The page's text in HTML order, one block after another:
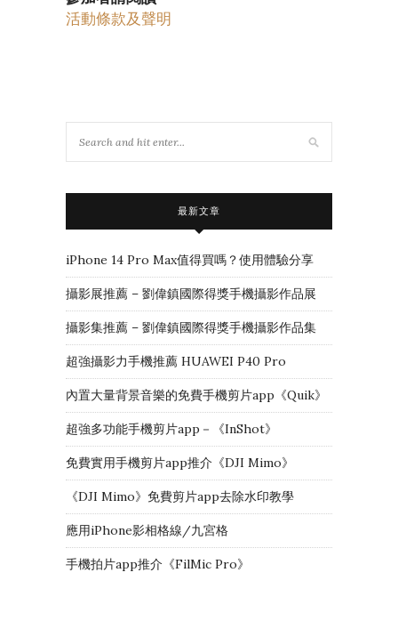
活動條款及聲明
最新文章
iPhone 14 Pro Max值得買嗎？使用體驗分享
攝影展推薦 – 劉偉鎮國際得獎手機攝影作品展
攝影集推薦 – 劉偉鎮國際得獎手機攝影作品集
超強攝影力手機推薦 HUAWEI P40 Pro
內置大量背景音樂的免費手機剪片app《Quik》
超強多功能手機剪片app－《InShot》
免費實用手機剪片app推介《DJI Mimo》
《DJI Mimo》免費剪片app去除水印教學
應用iPhone影相格線/九宮格
手機拍片app推介《FilMic Pro》